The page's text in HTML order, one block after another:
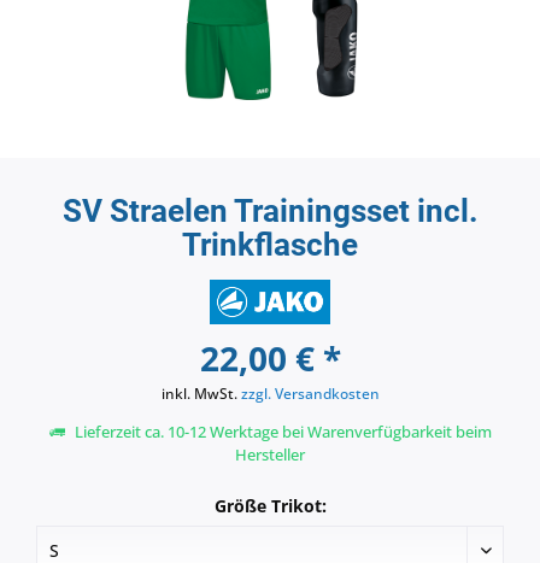
SV Straelen Trainingsset incl.
Trinkflasche
22,00 € *
inkl. MwSt.zzgl. Versandkosten
Lieferzeit ca. 10-12 Werktage bei Warenverfügbarkeit beim
Hersteller
Größe Trikot: